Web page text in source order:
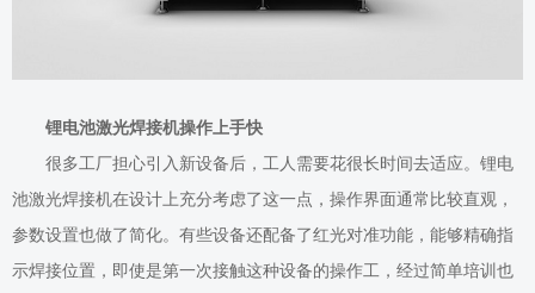
锂电池激光焊接机操作上手快
很多工厂担心引入新设备后，工人需要花很长时间去适应。锂电
池激光焊接机在设计上充分考虑了这一点，操作界面通常比较直观，
参数设置也做了简化。有些设备还配备了红光对准功能，能够精确指
示焊接位置，即使是第一次接触这种设备的操作工，经过简单培训也